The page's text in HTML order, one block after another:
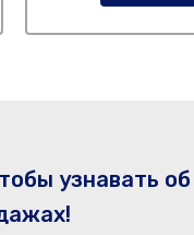
узнавать об